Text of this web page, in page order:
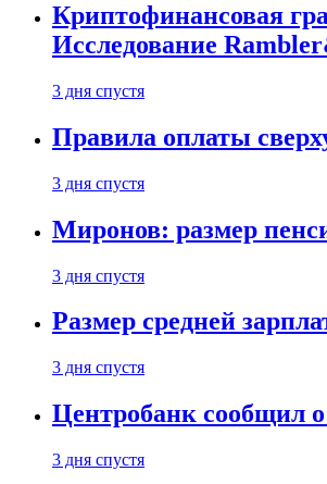
Криптофинансовая
Исследование
3 дня спустя
Правила оплаты
3 дня спустя
Миронов: размер
3 дня спустя
Размер средней
3 дня спустя
Центробанк сообщил
3 дня спустя